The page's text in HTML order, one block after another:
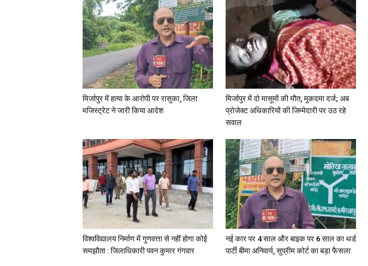
मिर्जापुर में हत्या के आरोपी पर रासुका, जिला
मजिस्ट्रेट ने जारी किया आदेश
मिर्जापुर में दो मासूमों की मौत, मुकदमा दर्ज; अब
प्रोजेक्ट अधिकारियों की जिम्मेदारी पर उठ रहे
सवाल
विश्वविद्यालय निर्माण में गुणवत्ता से नहीं होगा कोई
समझौता : जिलाधिकारी पवन कुमार गंगवार
नई कार पर 4 साल और बाइक पर 6 साल का थर्ड
पार्टी बीमा अनिवार्य, सुप्रीम कोर्ट का बड़ा फैसला